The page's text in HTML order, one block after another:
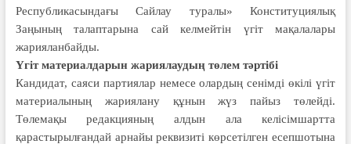
Республикасындағы Сайлау туралы» Конституциялық
Заңының талаптарына сай келмейтін үгіт мақалалары
жарияланбайды.
Үгіт материалдарын жариялаудың төлем тәртібі
Кандидат, саяси партиялар немесе олардың сенімді өкілі үгіт
материалының жариялану құнын жүз пайыз төлейді.
Төлемақы редакцияның алдын ала келісімшартта
қарастырылғандай арнайы реквизиті көрсетілген есепшотына